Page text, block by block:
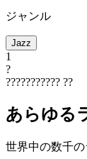
ジャンル
Jazz
1
?
??????????? ??
あらゆる
世界中の数千